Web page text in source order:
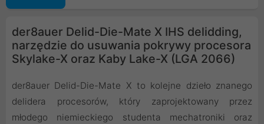
der8auer Delid-Die-Mate X IHS delidding,
narzędzie do usuwania pokrywy procesora
Skylake-X oraz Kaby Lake-X (LGA 2066)
der8auer Delid-Die-Mate X to kolejne dzieło znanego
delidera procesorów, który zaprojektowany przez
młodego niemieckiego studenta mechatroniki oraz